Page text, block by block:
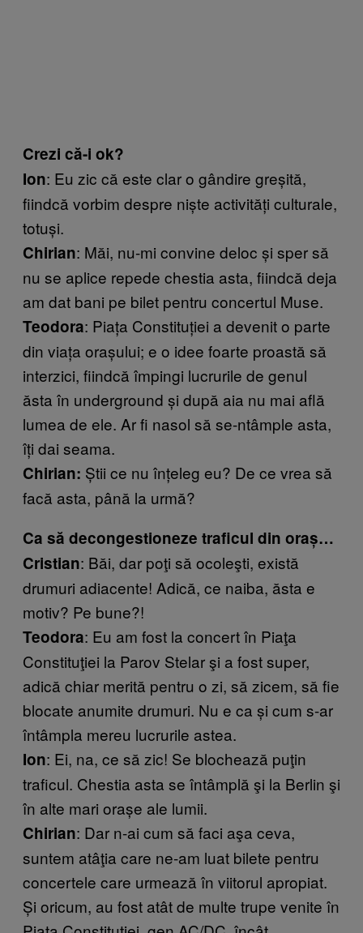
Crezi că-i ok?
Ion: Eu zic că este clar o gândire greşită,
fiindcă vorbim despre nişte activităţi culturale,
totuşi.
Chirian: Măi, nu-mi convine deloc şi sper să
nu se aplice repede chestia asta, fiindcă deja
am dat bani pe bilet pentru concertul Muse.
Teodora: Piața Constituției a devenit o parte
din viaţa oraşului; e o idee foarte proastă să
interzici, fiindcă împingi lucrurile de genul
ăsta în underground şi după aia nu mai află
lumea de ele. Ar fi nasol să se-ntâmple asta,
îți dai seama.
Chirian: Ştii ce nu înţeleg eu? De ce vrea să
facă asta, până la urmă?
Ca să decongestioneze traficul din oraș…
Cristian: Băi, dar poţi să ocoleşti, există
drumuri adiacente! Adică, ce naiba, ăsta e
motiv? Pe bune?!
Teodora: Eu am fost la concert în Piaţa
Constituţiei la Parov Stelar şi a fost super,
adică chiar merită pentru o zi, să zicem, să fie
blocate anumite drumuri. Nu e ca și cum s-ar
întâmpla mereu lucrurile astea.
Ion: Ei, na, ce să zic! Se blochează puţin
traficul. Chestia asta se întâmplă şi la Berlin şi
în alte mari orașe ale lumii.
Chirian: Dar n-ai cum să faci aşa ceva,
suntem atâţia care ne-am luat bilete pentru
concertele care urmează în viitorul apropiat.
Și oricum, au fost atât de multe trupe venite în